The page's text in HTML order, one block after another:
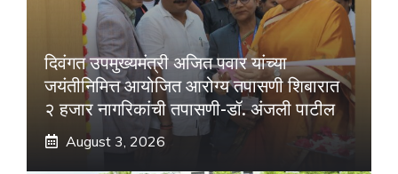
दिवंगत उपमुख्यमंत्री अजित पवार यांच्या
जयंतीनिमित्त आयोजित आरोग्य तपासणी शिबारात
२ हजार नागरिकांची तपासणी-डॉ. अंजली पाटील
August 3, 2026